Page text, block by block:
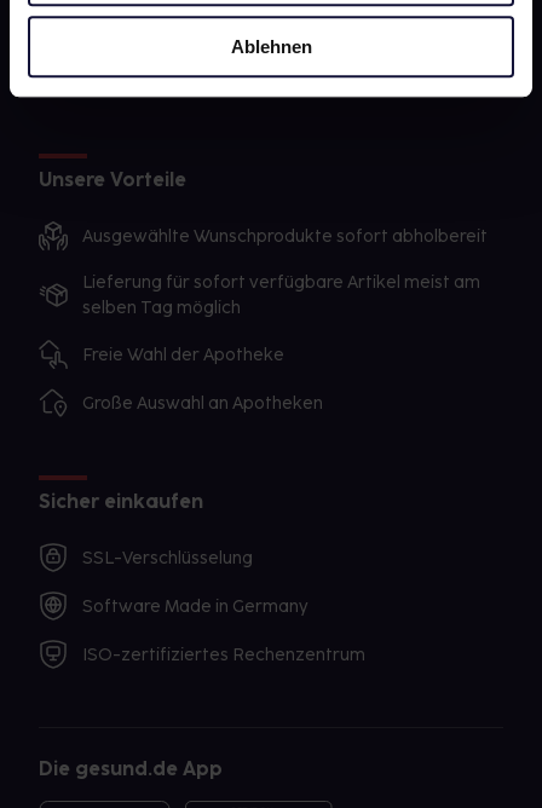
Ablehnen
Impressum
Unsere Vorteile
Ausgewählte Wunschprodukte sofort abholbereit
Lieferung für sofort verfügbare Artikel meist am
selben Tag möglich
Freie Wahl der Apotheke
Große Auswahl an Apotheken
Sicher einkaufen
SSL-Verschlüsselung
Software Made in Germany
ISO-zertifiziertes Rechenzentrum
Die gesund.de App